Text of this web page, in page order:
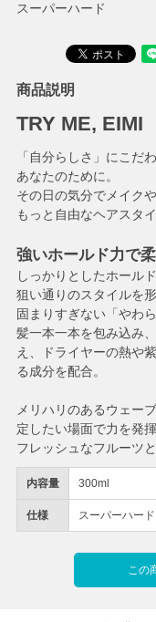
スーパーハード
内容量 300ml
仕様 スーパーハード
この
商品説明
TRY ME, EIMI
「自分らしさ」にこだ
あなたのために。
その日の気分でメイク
もっと自由なヘアスタイ
強いホールド力で
しっかりとしたホール
狙い通りのスタイルを
固まりすぎない「やわ
髪一本一本を包み込み
え、ドライヤーの熱や
る成分を配合。
メリハリのあるウェー
定したい場面で力を発揮
フレッシュなフルーツ